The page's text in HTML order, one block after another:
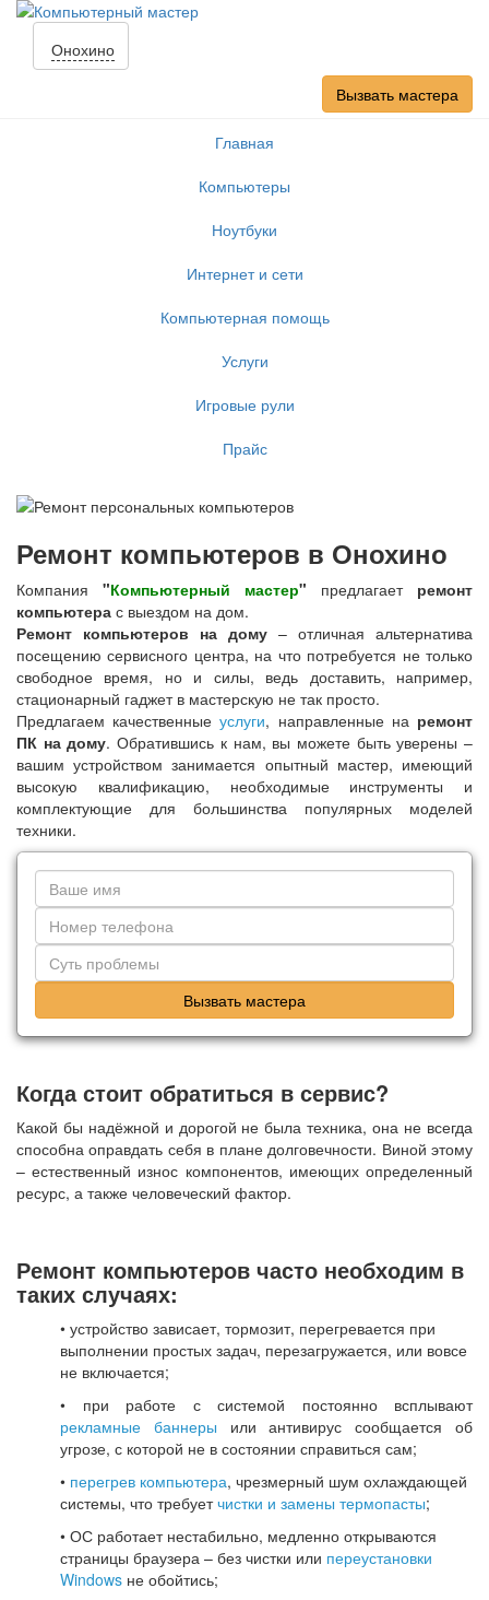
Онохино
Вызвать мастера
Главная
Компьютеры
Ноутбуки
Интернет и сети
Компьютерная помощь
Услуги
Игровые рули
Прайс
Ремонт компьютеров в Онохино
Компания "Компьютерный мастер" предлагает ремонт
компьютера с выездом на дом.
Ремонт компьютеров на дому – отличная альтернатива
посещению сервисного центра, на что потребуется не только
свободное время, но и силы, ведь доставить, например,
стационарный гаджет в мастерскую не так просто.
Предлагаем качественныеуслуги, направленные на ремонт
ПК на дому. Обратившись к нам, вы можете быть уверены –
вашим устройством занимается опытный мастер, имеющий
высокую квалификацию, необходимые инструменты и
комплектующие для большинства популярных моделей
техники.
Вызвать мастера
Когда стоит обратиться в сервис?
Какой бы надёжной и дорогой не была техника, она не всегда
способна оправдать себя в плане долговечности. Виной этому
– естественный износ компонентов, имеющих определенный
ресурс, а также человеческий фактор.
Ремонт компьютеров часто необходим в
таких случаях:
• устройство зависает, тормозит, перегревается при
выполнении простых задач, перезагружается, или вовсе
не включается;
• при работе с системой постоянно всплывают
рекламные баннеры или антивирус сообщается об
угрозе, с которой не в состоянии справиться сам;
• перегрев компьютера, чрезмерный шум охлаждающей
системы, что требуетчистки и замены термопасты;
• ОС работает нестабильно, медленно открываются
страницы браузера – без чистки или переустановки
Windows не обойтись;